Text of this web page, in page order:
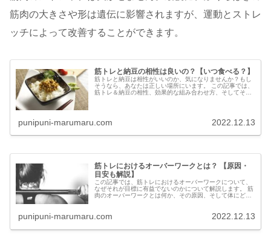
筋肉の大きさや形は遺伝に影響されますが、運動とストレ
ッチによって改善することができます。
筋トレと納豆の相性は良いの？【いつ食べる？】
筋トレと納豆は相性がいいのか、気になりませんか？もし
そうなら、あなたは正しい場所にいます。 この記事では、
筋トレ＆納豆の相性、効果的な組み合わせ方、そしてその
punipuni-marumaru.com 2022.12.13
筋トレにおけるオーバーワークとは？ 【原因・
目安も解説】
この記事では、筋トレにおけるオーバーワークについて、
なぜそれが目標に有益でないのかについて解説します。 筋
肉のオーバーワークとは何か、その原因、そして体にどの
punipuni-marumaru.com 2022.12.13